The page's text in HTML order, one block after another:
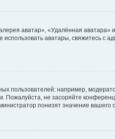
аватар», «Удалённая аватара»
аватары, свяжитесь с
пользователей: например,
Пожалуйста, не засоряйте
понизят значение вашего